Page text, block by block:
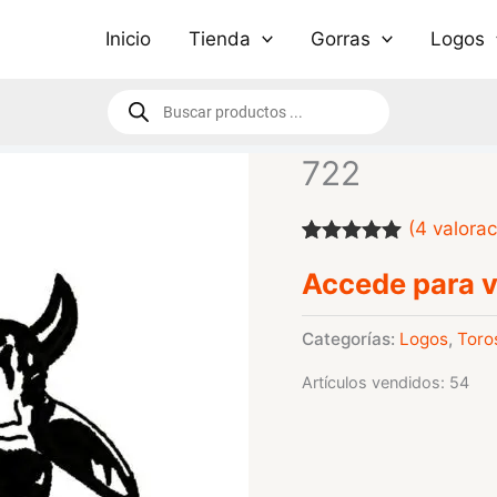
Inicio Tienda Gorras Logos
Búsqueda
de
722
con5.00 de
5 en base a
valoraciones
de clientes
(4
Accede para
Categorías: Logos,
Artículos vendidos: 54